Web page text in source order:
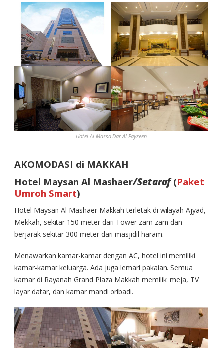
Hotel Al Massa Dar Al Fayzeen
AKOMODASI di MAKKAH
Hotel Maysan Al Mashaer/Setaraf (Paket
Umroh Smart)
Hotel Maysan Al Mashaer Makkah terletak di wilayah Ajyad,
Mekkah, sekitar 150 meter dari Tower zam zam dan
berjarak sekitar 300 meter dari masjidil haram.
Menawarkan kamar-kamar dengan AC, hotel ini memiliki
kamar-kamar keluarga. Ada juga lemari pakaian. Semua
kamar di Rayanah Grand Plaza Makkah memiliki meja, TV
layar datar, dan kamar mandi pribadi.